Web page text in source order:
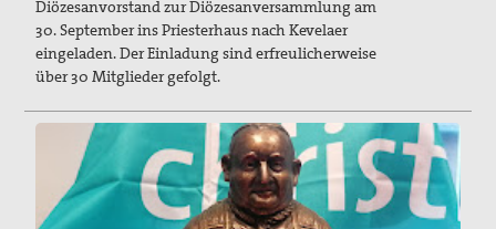
Diözesanvorstand zur Diözesanversammlung am
30. September ins Priesterhaus nach Kevelaer
eingeladen. Der Einladung sind erfreulicherweise
über 30 Mitglieder gefolgt.